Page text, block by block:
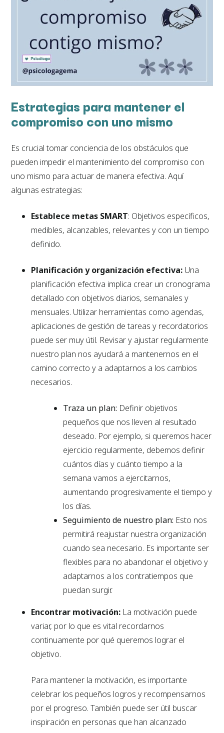
Estrategias para mantener el
compromiso con uno mismo
Es crucial tomar conciencia de los obstáculos que
pueden impedir el mantenimiento del compromiso con
uno mismo para actuar de manera efectiva. Aquí
algunas estrategias:
Establece metas SMART: Objetivos específicos,
medibles, alcanzables, relevantes y con un tiempo
definido.
Planificación y organización efectiva: Una
planificación efectiva implica crear un cronograma
detallado con objetivos diarios, semanales y
mensuales. Utilizar herramientas como agendas,
aplicaciones de gestión de tareas y recordatorios
puede ser muy útil. Revisar y ajustar regularmente
nuestro plan nos ayudará a mantenernos en el
camino correcto y a adaptarnos a los cambios
necesarios.
Traza un plan: Definir objetivos
pequeños que nos lleven al resultado
deseado. Por ejemplo, si queremos hacer
ejercicio regularmente, debemos definir
cuántos días y cuánto tiempo a la
semana vamos a ejercitarnos,
aumentando progresivamente el tiempo y
los días.
Seguimiento de nuestro plan: Esto nos
permitirá reajustar nuestra organización
cuando sea necesario. Es importante ser
flexibles para no abandonar el objetivo y
adaptarnos a los contratiempos que
puedan surgir.
Encontrar motivación: La motivación puede
variar, por lo que es vital recordarnos
continuamente por qué queremos lograr el
objetivo.
Para mantener la motivación, es importante
celebrar los pequeños logros y recompensarnos
por el progreso. También puede ser útil buscar
inspiración en personas que han alcanzado